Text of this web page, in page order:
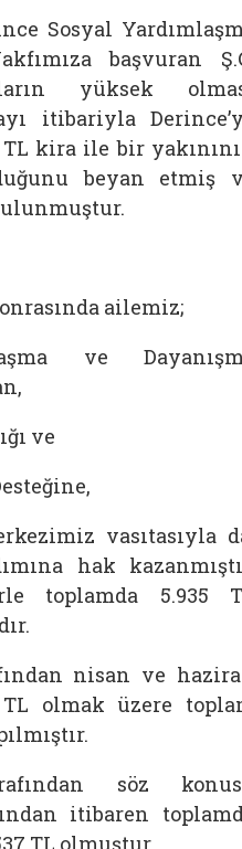
Sosyal
başvuran
yüksek
itibariyla
TL kira ile bir
beyan etmiş
ailemiz;
ve
ve
vasıtasıyla
hak
toplamda 5.935
nisan ve
TL olmak üzere
söz
itibaren
TL olmuştur.